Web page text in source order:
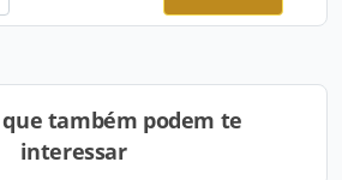
também podem te
interessar